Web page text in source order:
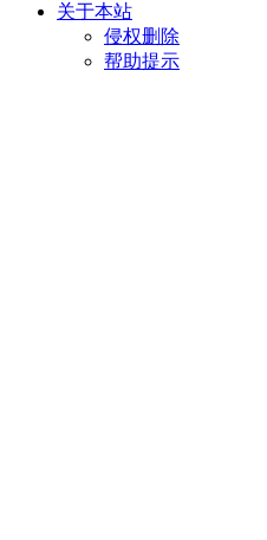
关于本站
侵权删除
帮助提示